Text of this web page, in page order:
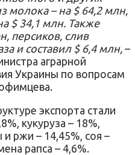
молока – на $ 64,2 млн,
$ 34,1 млн. Также
персиков, слив
и составил $ 6,4 млн, –
аграрной
Украины по вопросам
экспорта стали
кукуруза – 18%,
ржи – 14,45%, соя –
рапса – 4,6%.